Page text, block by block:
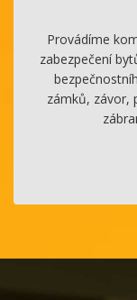
Provádíme
zabezpečení
zámků, závor,